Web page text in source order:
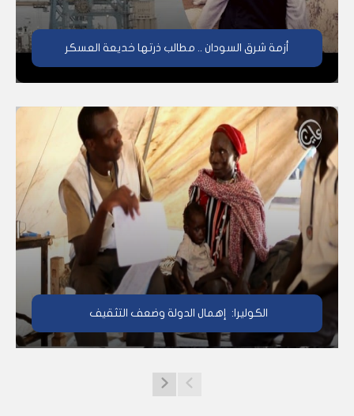
أزمة شرق السودان .. مطالب ذرتها خديعة العسكر
الكوليرا: إهمال الدولة وضعف التثقيف